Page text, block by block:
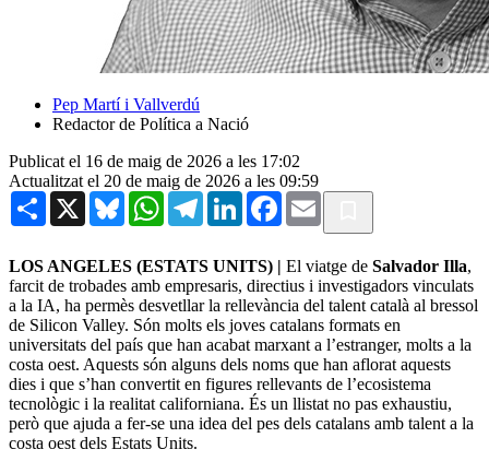
Pep Martí i Vallverdú
Redactor de Política a Nació
Publicat el 16 de maig de 2026 a les 17:02
Actualitzat el 20 de maig de 2026 a les 09:59
Share X BlueskyWhatsAppTelegramLinkedInFacebook
Email
LOS ANGELES (ESTATS UNITS) | El viatge de Salvador Illa,
farcit de trobades amb empresaris, directius i investigadors vinculats
a la IA, ha permès desvetllar la rellevància del talent català al bressol
de Silicon Valley. Són molts els joves catalans formats en
universitats del país que han acabat marxant a l’estranger, molts a la
costa oest. Aquests són alguns dels noms que han aflorat aquests
dies i que s’han convertit en figures rellevants de l’ecosistema
tecnològic i la realitat californiana. És un llistat no pas exhaustiu,
però que ajuda a fer-se una idea del pes dels catalans amb talent a la
costa oest dels Estats Units.